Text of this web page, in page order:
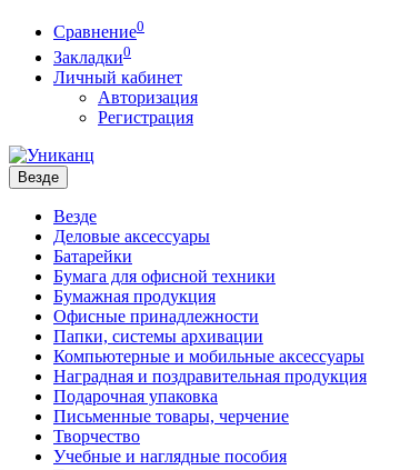
Сравнение0
Закладки0
Личный кабинет
Авторизация
Регистрация
Везде
Везде
Деловые аксессуары
Батарейки
Бумага для офисной техники
Бумажная продукция
Офисные принадлежности
Папки, системы архивации
Компьютерные и мобильные аксессуары
Наградная и поздравительная продукция
Подарочная упаковка
Письменные товары, черчение
Творчество
Учебные и наглядные пособия